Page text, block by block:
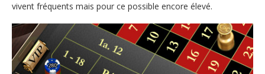
vivent fréquents mais pour ce possible encore élevé.